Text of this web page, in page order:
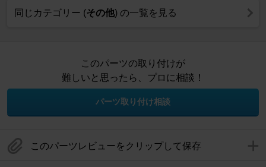
同じカテゴリー (その他) の一覧を見る
このパーツの取り付けが
難しいと思ったら、プロに相談！
パーツ取り付け相談
このパーツレビューをクリップして保存